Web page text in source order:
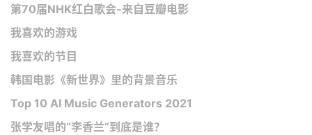
第70届NHK红白歌会-来自豆瓣电影
我喜欢的游戏
我喜欢的节目
韩国电影《新世界》里的背景音乐
Top 10 AI Music Generators 2021
张学友唱的“李香兰”到底是谁？